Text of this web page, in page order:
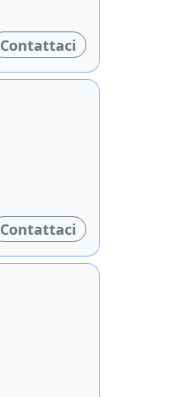
Contattaci
Contattaci